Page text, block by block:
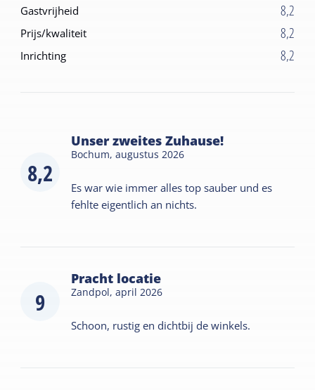
Gastvrijheid 8,2
Prijs/kwaliteit 8,2
Inrichting 8,2
8,2
Unser zweites Zuhause!
Bochum,augustus 2026
Es war wie immer alles top sauber und es
fehlte eigentlich an nichts.
9
Pracht locatie
Zandpol,april 2026
Schoon, rustig en dichtbij de winkels.